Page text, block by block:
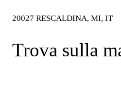
20027 RESCALDINA, MI, IT
Trova sulla